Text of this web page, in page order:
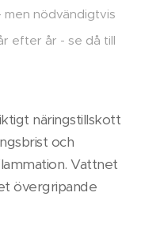
men nödvändigtvis
efter år - se då till
näringstillskott
och
Vattnet
övergripande